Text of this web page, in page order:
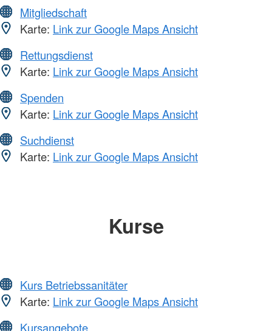
Mitgliedschaft
Karte: Link zur Google Maps Ansicht
Rettungsdienst
Karte: Link zur Google Maps Ansicht
Spenden
Karte: Link zur Google Maps Ansicht
Suchdienst
Karte: Link zur Google Maps Ansicht
Kurse
Kurs Betriebssanitäter
Karte: Link zur Google Maps Ansicht
Kursangebote